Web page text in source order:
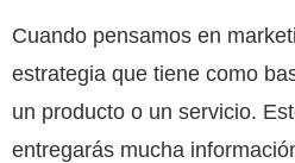
Cuando pensamos en
estrategia que tiene como
un producto o un servicio.
entregarás mucha